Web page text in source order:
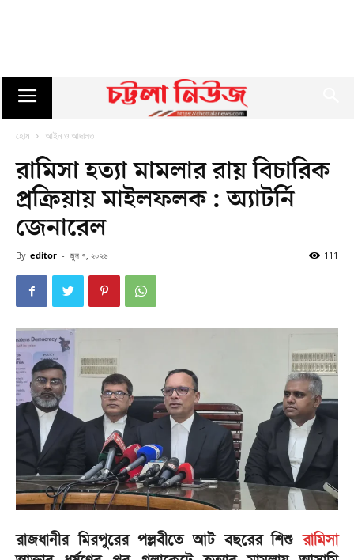
হোম আইন ও আদালত
রামিসা হত্যা মামলার রায় বিচারিক
প্রক্রিয়ায় মাইলফলক : অ্যাটর্নি
জেনারেল
By editor - জুন ৭, ২০২৬ 111
রাজধানীর মিরপুরের পল্লবীতে আট বছরের শিশুরামিসা